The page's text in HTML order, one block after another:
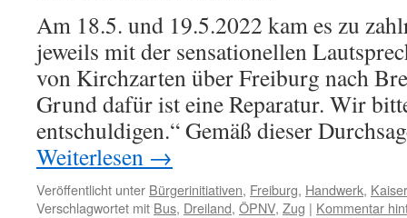
Am 18.5. und 19.5.2022 kam es zu
jeweils mit der sensationellen
von Kirchzarten über Freiburg nach
Grund dafür ist eine Reparatur. Wir
entschuldigen.“ Gemäß dieser
Weiterlesen →
Veröffentlicht unter Bürgerinitiativen, Freiburg, Handwerk,
Verschlagwortet mit Bus, Dreiland, ÖPNV, Zug | Kommentar